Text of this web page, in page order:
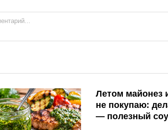
Летом майонез
не покупаю:
— полезный